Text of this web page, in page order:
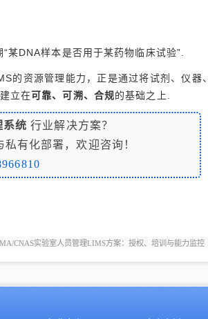
“某DNA样本是否用于某药物临床试验”.
的资源管理能力，正是通过将试剂、仪器
立在可靠、可溯、合规的基础之上.
统 行业解决方案？
有化部署，欢迎咨询！
CNAS实验室人员管理LIMS方案：授权、培训与能力监控